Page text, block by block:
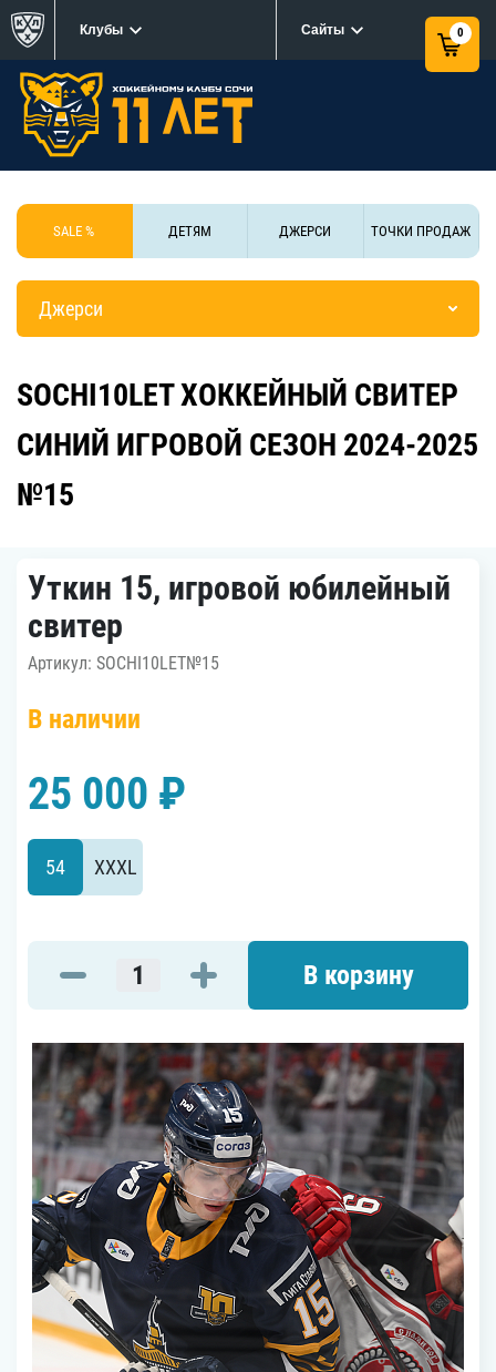
Клубы Сайты 0
SALE % ДЕТЯМ ДЖЕРСИ ТОЧКИ ПРОДАЖ
Джерси
SOCHI10LET ХОККЕЙНЫЙ СВИТЕР
СИНИЙ ИГРОВОЙ СЕЗОН 2024-2025
№15
Уткин 15, игровой юбилейный
свитер
Артикул: SOCHI10LET№15
В наличии
25 000 ₽
54 XXXL
В корзину